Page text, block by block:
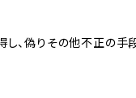
、偽りその他不正の手